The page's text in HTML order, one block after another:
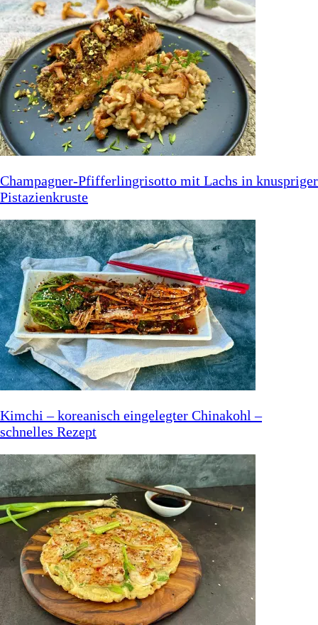
Champagner-Pfifferlingrisotto mit Lachs in knuspriger
Pistazienkruste
Kimchi – koreanisch eingelegter Chinakohl –
schnelles Rezept